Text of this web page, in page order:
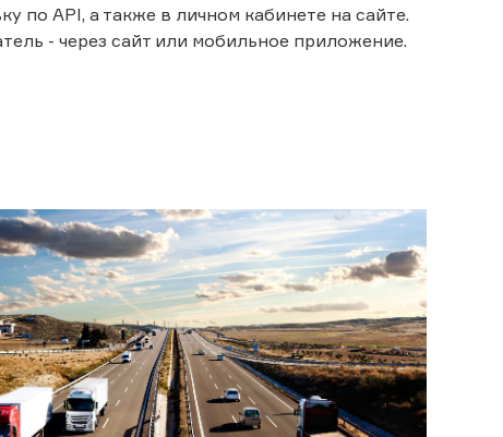
по API, а также в личном кабинете на сайте.
- через сайт или мобильное приложение.